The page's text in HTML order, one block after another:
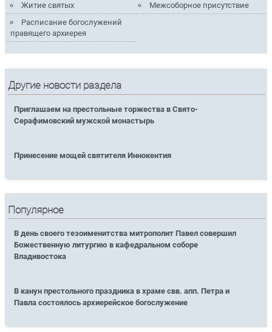
Житие святых
Межсоборное присутствие
Расписание богослужений
правящего архиерея
Другие новости раздела
Приглашаем на престольные торжества в Свято-
Серафимовский мужской монастырь
Принесение мощей святителя Иннокентия
Популярное
В день своего тезоименитства митрополит Павел совершил
Божественную литургию в кафедральном соборе
Владивостока
В канун престольного праздника в храме свв. апп. Петра и
Павла состоялось архиерейское богослужение